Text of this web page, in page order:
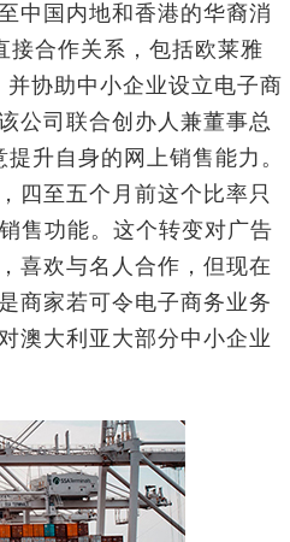
中国内地和香港的华裔消
合作关系，包括欧莱雅
协助中小企业设立电子商
公司联合创办人兼董事总
升自身的网上销售能力。
四至五个月前这个比率只
售功能。这个转变对广告
喜欢与名人合作，但现在
商家若可令电子商务业务
澳大利亚大部分中小企业